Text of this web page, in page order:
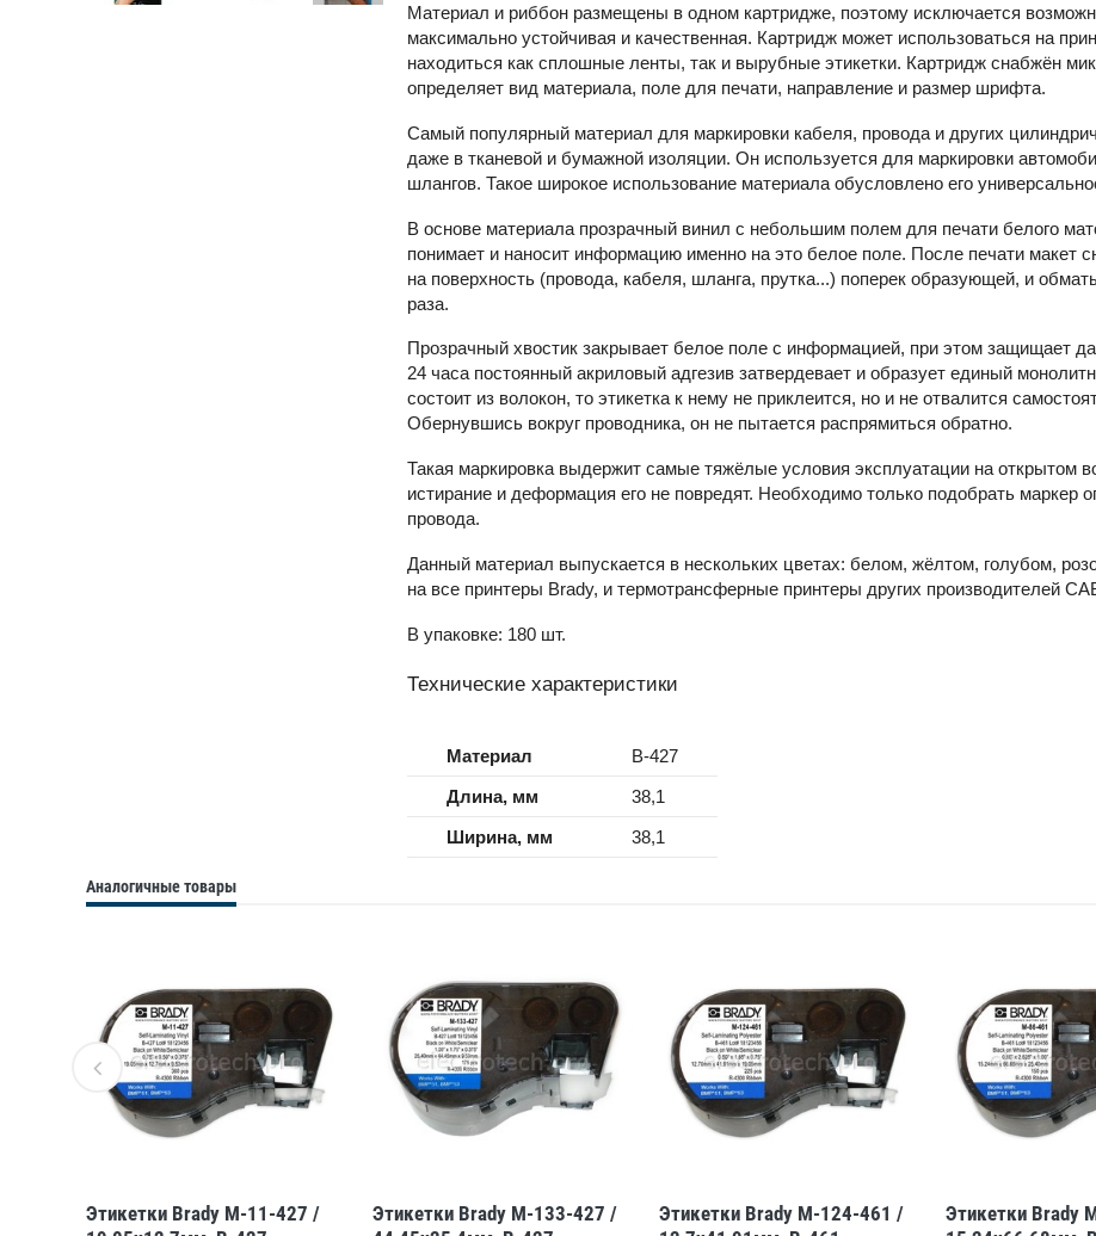
Материал и риббон размещены в одном картридже, поэтому исключается
максимально устойчивая и качественная. Картридж может использоваться на
находиться как сплошные ленты, так и вырубные этикетки. Картридж снабжён
определяет вид материала, поле для печати, направление и размер шрифта.
Самый популярный материал для маркировки кабеля, провода и других
даже в тканевой и бумажной изоляции. Он используется для маркировки
шлангов. Такое широкое использование материала обусловлено его
В основе материала прозрачный винил с небольшим полем для печати белого
понимает и наносит информацию именно на это белое поле. После печати
на поверхность (провода, кабеля, шланга, прутка...) поперек образующей, и
раза.
Прозрачный хвостик закрывает белое поле с информацией, при этом защищает
24 часа постоянный акриловый адгезив затвердевает и образует единый
состоит из волокон, то этикетка к нему не приклеится, но и не отвалится
Обернувшись вокруг проводника, он не пытается распрямиться обратно.
Такая маркировка выдержит самые тяжёлые условия эксплуатации на открытом
истирание и деформация его не повредят. Необходимо только подобрать маркер
провода.
Данный материал выпускается в нескольких цветах: белом, жёлтом, голубом,
на все принтеры Brady, и термотрансферные принтеры других производителей
В упаковке: 180 шт.
Технические характеристики
Материал
B-427
Длина, мм
38,1
Ширина, мм
38,1
Аналогичные товары
Этикетки Brady M-11-427 /
Этикетки Brady M-133-427 /
Этикетки Brady M-124-461 /
Этикетки Brady